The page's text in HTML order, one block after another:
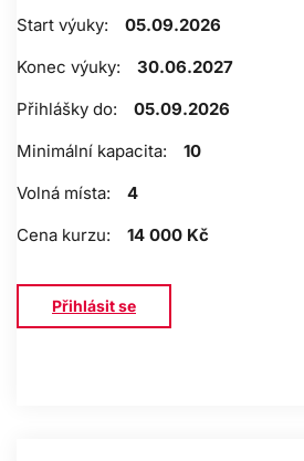
Start výuky:
05.09.2026
Konec výuky:
30.06.2027
Přihlášky do:
05.09.2026
Minimální kapacita:
10
Volná místa:
4
Cena kurzu:
14 000 Kč
Přihlásit se